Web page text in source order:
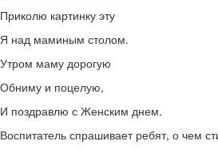
Приколю картинку эту
Я над маминым столом.
Утром маму дорогую
Обниму и поцелую,
И поздравлю с Женским днем.
Воспитатель спрашивает ребят, о чем